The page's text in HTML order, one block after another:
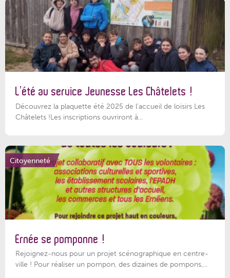
L’été au service Jeunesse Les Châtelets !
Découvrez la plaquette été 2025 de l’accueil de loisirs Les
Châtelets !Les inscriptions ouvriront à...
Citoyenneté
Ernée se pomponne !
Rejoignez-nous pour un projet scénographique en centre-
ville ! Pour réaliser un pompon, des dizaines de pompons,...